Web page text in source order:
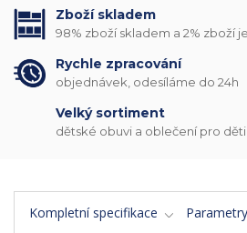
Zboží skladem
98% zboží skladem a 2% zboží
Rychle zpracování
objednávek, odesíláme do 24h
Velký sortiment
dětské obuvi a oblečení pro děti
Kompletní specifikace
Parametry